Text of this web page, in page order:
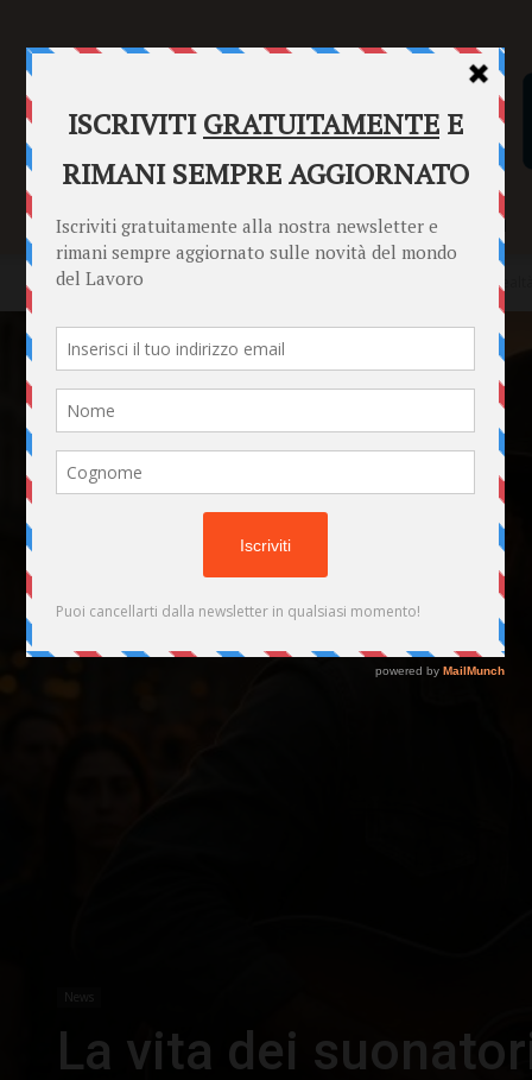
SENTENZE FORMULARI PUNTO INFORMAZIONI
Home News La vita dei suonatori ambulanti: tra passione e
News
La vita dei